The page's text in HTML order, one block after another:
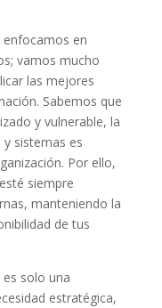
en
vamos mucho
las mejores
Sabemos que
y vulnerable, la
sistemas es
Por ello,
siempre
manteniendo la
de tus
solo una
estratégica,